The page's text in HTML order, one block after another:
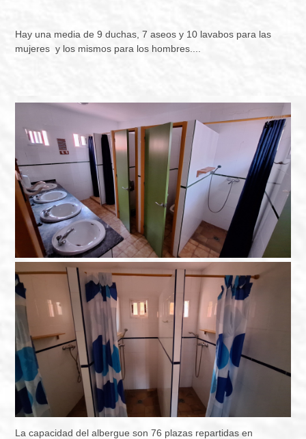
Hay una media de 9 duchas, 7 aseos y 10 lavabos para las
mujeres y los mismos para los hombres....
La capacidad del albergue son 76 plazas repartidas en